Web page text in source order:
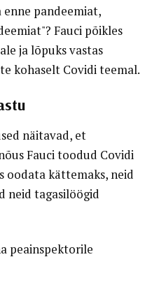
pandeemiat,
Fauci põikles
ja lõpuks vastas
kohaselt Covidi teemal.
näitavad, et
Fauci toodud Covidi
oodata kättemaks, neid
neid tagasilöögid
peainspektorile